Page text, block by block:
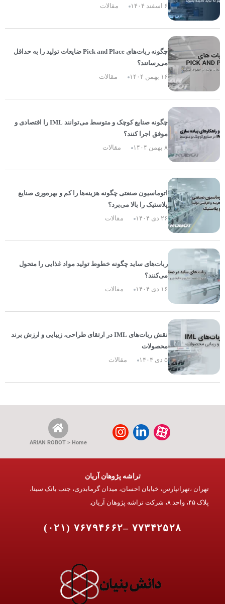
۶ اسفند ۱۴۰۴
مقالات
چگونه ربات‌های Pick and Place ضایعات تولید را به حداقل
می‌رسانند؟
۱۶ بهمن ۱۴۰۴
مقالات
چگونه صنایع کوچک و متوسط می‌توانند IML را اقتصادی و
موفق اجرا کنند؟
۸ بهمن ۱۴۰۴
مقالات
اتوماسیون صنعتی چگونه هزینه‌ها را کم و بهره‌وری صنایع
پلاستیک را بالا می‌برد؟
۲۶ دی ۱۴۰۴
مقالات
ربات‌های ساید چگونه خطوط تولید مواد غذایی را متحول
می‌کنند؟
۱۶ دی ۱۴۰۴
مقالات
نقش ربات‌های IML در ارتقای طراحی، زیبایی و ارزش برند
محصولات
۵ دی ۱۴۰۴
مقالات
ARIAN ROBOT > Home
تراشه پژوهان آریان
تهران ،تهرانپارس، خیابان احسان، میدان گرمابدری، جنب بانک سینا،
پلاک ۴۵، واحد ۸، شرکت تراشه پژوهان آریان.
۷۷۳۴۲۵۲۸ –۷۶۷۹۴۶۶۲ (۰۲۱)